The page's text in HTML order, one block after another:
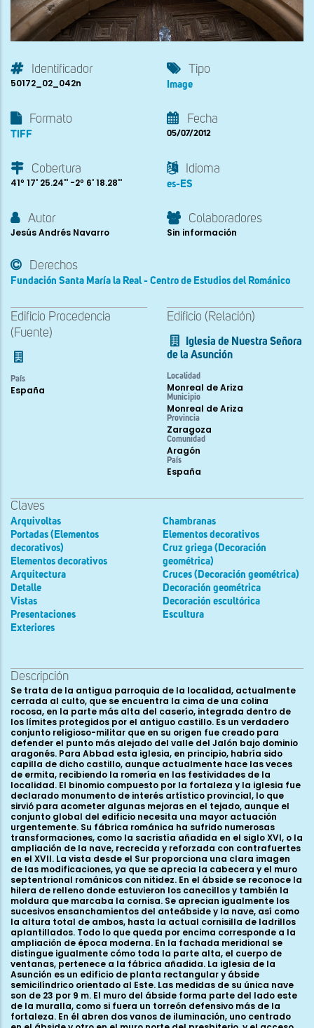
Identificador
50172_02_042n
Tipo
Image
Formato
TIFF
Fecha
05/07/2012
Cobertura
41º 17' 25.24'' -2º 6' 18.28''
Idioma
es-ES
Autor
Jesús Andrés Navarro
Colaboradores
Sin información
Derechos
Fundación Santa María la Real - Centro de Estudios del Románico
Edificio Procedencia
(Fuente)
País
España
Edificio (Relación)
Iglesia de Nuestra Señora
de la Asunción
Localidad
Monreal de Ariza
Municipio
Monreal de Ariza
Provincia
Zaragoza
Comunidad
Aragón
País
España
Claves
Arquivoltas
Portadas (Elementos
decorativos)
Elementos decorativos
Arquitectura
Detalle
Vistas
Presentaciones
Exteriores
Chambranas
Elementos decorativos
Cruz griega (Decoración
geométrica)
Cruces (Decoración geométrica)
Decoración geométrica
Decoración escultórica
Escultura
Descripción
Se trata de la antigua parroquia de la localidad, actualmente
cerrada al culto, que se encuentra la cima de una colina
rocosa, en la parte más alta del caserío, integrada dentro de
los límites protegidos por el antiguo castillo. Es un verdadero
conjunto religioso-militar que en su origen fue creado para
defender el punto más alejado del valle del Jalón bajo dominio
aragonés. Para Abbad esta iglesia, en principio, habría sido
capilla de dicho castillo, aunque actualmente hace las veces
de ermita, recibiendo la romería en las festividades de la
localidad. El binomio compuesto por la fortaleza y la iglesia fue
declarado monumento de interés artístico provincial, lo que
sirvió para acometer algunas mejoras en el tejado, aunque el
conjunto global del edificio necesita una mayor actuación
urgentemente. Su fábrica románica ha sufrido numerosas
transformaciones, como la sacristía añadida en el siglo XVI, o la
ampliación de la nave, recrecida y reforzada con contrafuertes
en el XVII. La vista desde el Sur proporciona una clara imagen
de las modificaciones, ya que se aprecia la cabecera y el muro
septentrional románicos con nitidez. En el ábside se reconoce la
hilera de relleno donde estuvieron los canecillos y también la
moldura que marcaba la cornisa. Se aprecian igualmente los
sucesivos ensanchamientos del anteábside y la nave, así como
la altura total de ambos, hasta la actual cornisilla de ladrillos
aplantillados. Todo lo que queda por encima corresponde a la
ampliación de época moderna. En la fachada meridional se
distingue igualmente cómo toda la parte alta, el cuerpo de
ventanas, pertenece a la fábrica añadida. La iglesia de la
Asunción es un edificio de planta rectangular y ábside
semicilíndrico orientado al Este. Las medidas de su única nave
son de 23 por 9 m. El muro del ábside forma parte del lado este
de la muralla, como si fuera un torreón defensivo más de la
fortaleza. En él abren dos vanos de iluminación, uno centrado